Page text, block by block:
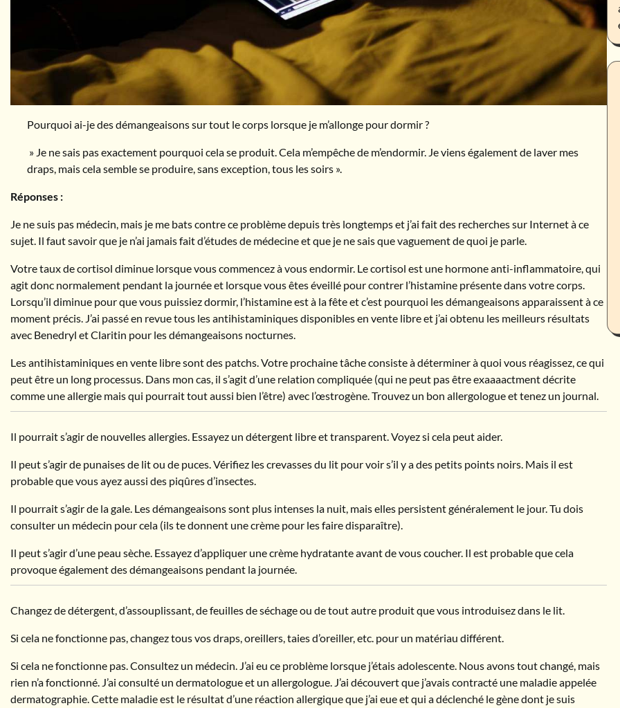
Pourquoi ai-je des démangeaisons sur tout le corps lorsque je m’allonge pour dormir ?
» Je ne sais pas exactement pourquoi cela se produit. Cela m’empêche de m’endormir. Je viens également de laver mes
draps, mais cela semble se produire, sans exception, tous les soirs ».
Réponses :
Je ne suis pas médecin, mais je me bats contre ce problème depuis très longtemps et j’ai fait des recherches sur Internet à ce
sujet. Il faut savoir que je n’ai jamais fait d’études de médecine et que je ne sais que vaguement de quoi je parle.
Votre taux de cortisol diminue lorsque vous commencez à vous endormir. Le cortisol est une hormone anti-inflammatoire, qui
agit donc normalement pendant la journée et lorsque vous êtes éveillé pour contrer l’histamine présente dans votre corps.
Lorsqu’il diminue pour que vous puissiez dormir, l’histamine est à la fête et c’est pourquoi les démangeaisons apparaissent à ce
moment précis. J’ai passé en revue tous les antihistaminiques disponibles en vente libre et j’ai obtenu les meilleurs résultats
avec Benedryl et Claritin pour les démangeaisons nocturnes.
Les antihistaminiques en vente libre sont des patchs. Votre prochaine tâche consiste à déterminer à quoi vous réagissez, ce qui
peut être un long processus. Dans mon cas, il s’agit d’une relation compliquée (qui ne peut pas être exaaaactment décrite
comme une allergie mais qui pourrait tout aussi bien l’être) avec l’œstrogène. Trouvez un bon allergologue et tenez un journal.
Il pourrait s’agir de nouvelles allergies. Essayez un détergent libre et transparent. Voyez si cela peut aider.
Il peut s’agir de punaises de lit ou de puces. Vérifiez les crevasses du lit pour voir s’il y a des petits points noirs. Mais il est
probable que vous ayez aussi des piqûres d’insectes.
Il pourrait s’agir de la gale. Les démangeaisons sont plus intenses la nuit, mais elles persistent généralement le jour. Tu dois
consulter un médecin pour cela (ils te donnent une crème pour les faire disparaître).
Il peut s’agir d’une peau sèche. Essayez d’appliquer une crème hydratante avant de vous coucher. Il est probable que cela
provoque également des démangeaisons pendant la journée.
Changez de détergent, d’assouplissant, de feuilles de séchage ou de tout autre produit que vous introduisez dans le lit.
Si cela ne fonctionne pas, changez tous vos draps, oreillers, taies d’oreiller, etc. pour un matériau différent.
Si cela ne fonctionne pas. Consultez un médecin. J’ai eu ce problème lorsque j’étais adolescente. Nous avons tout changé, mais
rien n’a fonctionné. J’ai consulté un dermatologue et un allergologue. J’ai découvert que j’avais contracté une maladie appelée
dermatographie. Cette maladie est le résultat d’une réaction allergique que j’ai eue et qui a déclenché le gène dont je suis